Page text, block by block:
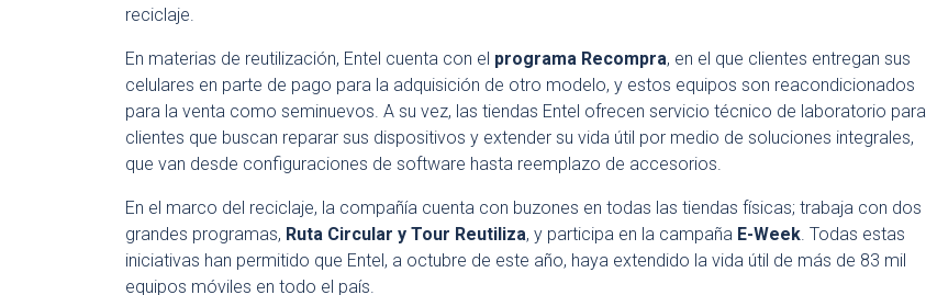
reciclaje.
En materias de reutilización, Entel cuenta con el programa Recompra, en el que clientes entregan sus
celulares en parte de pago para la adquisición de otro modelo, y estos equipos son reacondicionados
para la venta como seminuevos. A su vez, las tiendas Entel ofrecen servicio técnico de laboratorio para
clientes que buscan reparar sus dispositivos y extender su vida útil por medio de soluciones integrales,
que van desde configuraciones de software hasta reemplazo de accesorios.
En el marco del reciclaje, la compañía cuenta con buzones en todas las tiendas físicas; trabaja con dos
grandes programas, Ruta Circular y Tour Reutiliza, y participa en la campaña E-Week . Todas estas
iniciativas han permitido que Entel, a octubre de este año, haya extendido la vida útil de más de 83 mil
equipos móviles en todo el país.